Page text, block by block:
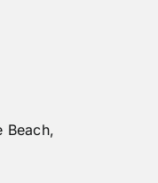
Beach,